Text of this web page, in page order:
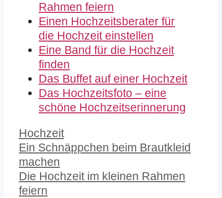
Rahmen feiern
Einen Hochzeitsberater für
die Hochzeit einstellen
Eine Band für die Hochzeit
finden
Das Buffet auf einer Hochzeit
Das Hochzeitsfoto – eine
schöne Hochzeitserinnerung
Kategorien
Hochzeit
Ein Schnäppchen beim Brautkleid
machen
Die Hochzeit im kleinen Rahmen
feiern